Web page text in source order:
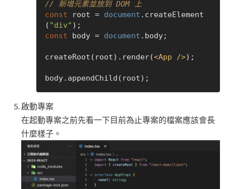
// 新增元素並放到 DOM 上
const root = document .createElement
( "div"
const body = document .body;
createRoot(root).render(<App />);
啟動專案
在起動專案之前先看一下目前為止專案的檔案應該會長
什麼樣子。